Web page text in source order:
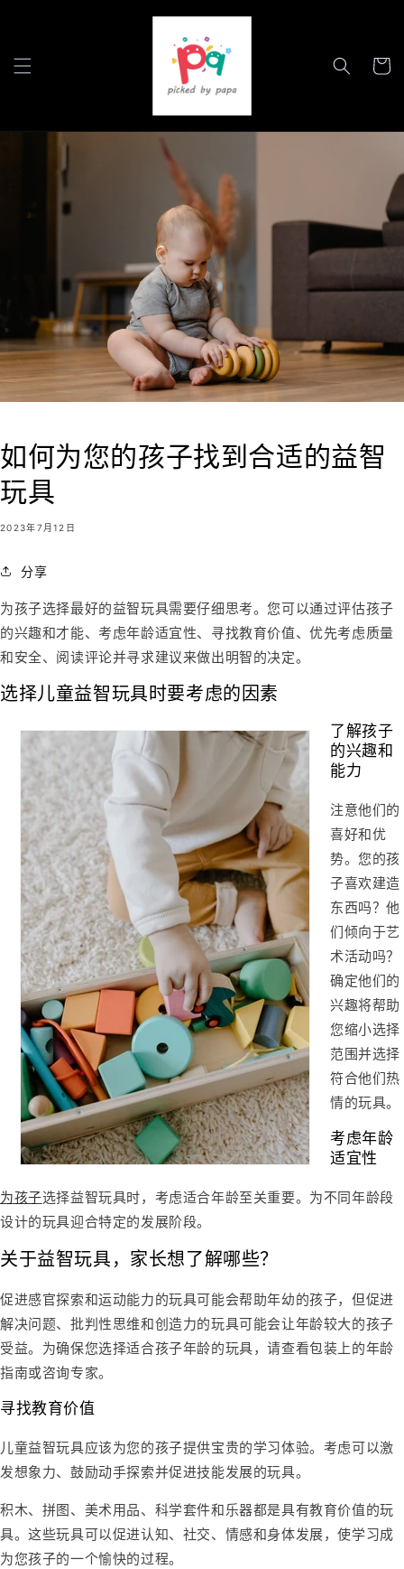
物
如何为您的孩子找到合适的益智
玩具
2023年7月12日
分享
为孩子选择最好的益智玩具需要仔细思考。您可以通过评估孩子
的兴趣和才能、考虑年龄适宜性、寻找教育价值、优先考虑质量
和安全、阅读评论并寻求建议来做出明智的决定。
选择儿童益智玩具时要考虑的因素
了解孩子
的兴趣和
能力
注意他们的
喜好和优
势。您的孩
子喜欢建造
东西吗？他
们倾向于艺
术活动吗？
确定他们的
兴趣将帮助
您缩小选择
范围并选择
符合他们热
情的玩具。
考虑年龄
适宜性
为孩子选择益智玩具时，考虑适合年龄至关重要。为不同年龄段
设计的玩具迎合特定的发展阶段。
关于益智玩具，家长想了解哪些？
促进感官探索和运动能力的玩具可能会帮助年幼的孩子，但促进
解决问题、批判性思维和创造力的玩具可能会让年龄较大的孩子
受益。为确保您选择适合孩子年龄的玩具，请查看包装上的年龄
指南或咨询专家。
寻找教育价值
儿童益智玩具应该为您的孩子提供宝贵的学习体验。考虑可以激
发想象力、鼓励动手探索并促进技能发展的玩具。
积木、拼图、美术用品、科学套件和乐器都是具有教育价值的玩
具。这些玩具可以促进认知、社交、情感和身体发展，使学习成
为您孩子的一个愉快的过程。